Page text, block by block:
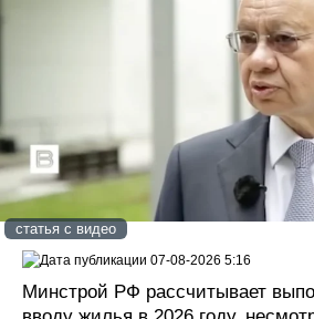
статья с видео
Минстрой РФ рассчитывает
07-08-2026 5:16